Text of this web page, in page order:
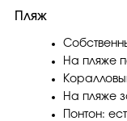
Пляж
На пляже
На пляже
Понтон: